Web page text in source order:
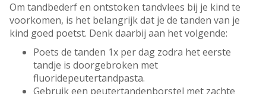
Om tandbederf en ontstoken tandvlees bij je kind te
voorkomen, is het belangrijk dat je de tanden van je
kind goed poetst. Denk daarbij aan het volgende:
Poets de tanden 1x per dag zodra het eerste
tandje is doorgebroken met
fluoridepeutertandpasta.
Gebruik een peutertandenborstel met zachte